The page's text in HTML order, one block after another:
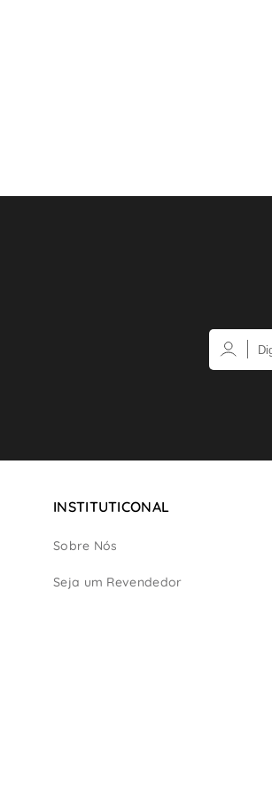
INSTITUTICONAL
Sobre Nós
Seja um Revendedor